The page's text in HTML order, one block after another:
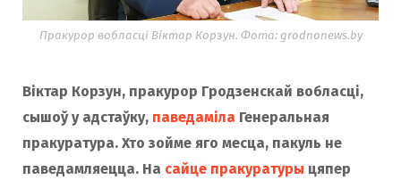
Пракурор вобласці Віктар Корзун. Фота: grodnonews.by
Віктар Корзун, пракурор Гродзенскай вобласці,
сышоў у адстаўку, паведаміла Генеральная
пракуратура. Хто зойме яго месца, пакуль не
паведамляецца. На сайце пракуратуры цяпер